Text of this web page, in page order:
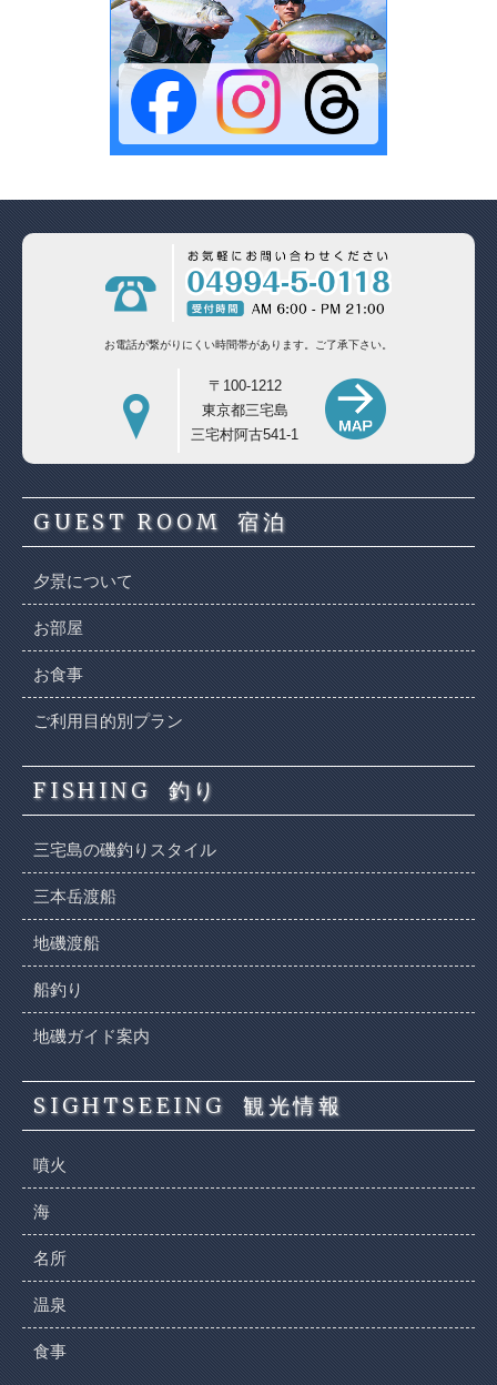
お電話が繋がりにくい時間帯があります。 ご了承下さい。
〒100-1212
東京都三宅島
三宅村阿古541-1
GUEST ROOM 宿泊
夕景について
お部屋
お食事
ご利用目的別プラン
FISHING 釣り
三宅島の磯釣りスタイル
三本岳渡船
地磯渡船
船釣り
地磯ガイド案内
SIGHTSEEING 観光情報
噴火
海
名所
温泉
食事